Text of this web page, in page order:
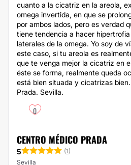
cuanto a la cicatriz en la areola,
omega invertida, en que se
por ambos lados, pero es verdad
tiene tendencia a hacer
laterales de la omega. Yo soy de
este caso, si tu areola es
que te venga mejor la cicatriz en
éste se forma, realmente queda
está bien situada y cicatrizas
Prada. Sevilla.
0
CENTRO MÉDICO PRADA
5 (1)
Sevilla